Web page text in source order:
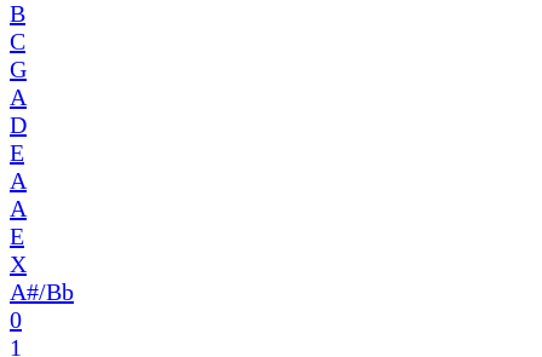
B
C
G
A
D
E
A
A
E
X
A#/Bb
0
1